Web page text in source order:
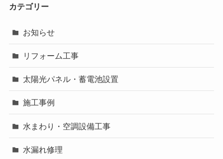
カテゴリー
お知らせ
リフォーム工事
太陽光パネル・蓄電池設置
施工事例
水まわり・空調設備工事
水漏れ修理